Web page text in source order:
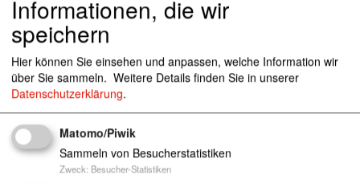
Pommernstr. 81, 25436 Tornesch
04122 / 961170
Informationen, die wir
speichern
Hier können Sie einsehen und anpassen, welche Information wir
über Sie sammeln. Weitere Details finden Sie in unserer
Datenschutzerklärung.
Matomo/Piwik
Sammeln von Besucherstatistiken
Zweck: Besucher-Statistiken